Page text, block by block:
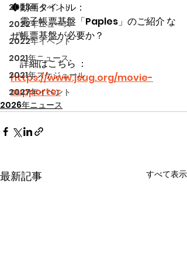
2023年イベント
2022年ニュース
2022年イベント
2021年ニュース
2021年スケジュール
2027年イベント
◆動画タイトル：
電子帳票基盤「Paples」のご紹介 な
ぜ帳票基盤が必要か？
詳細はこちら ：
https://www.jsug.org/movie-
supporter
2026年ニュース
最新記事 すべて表示